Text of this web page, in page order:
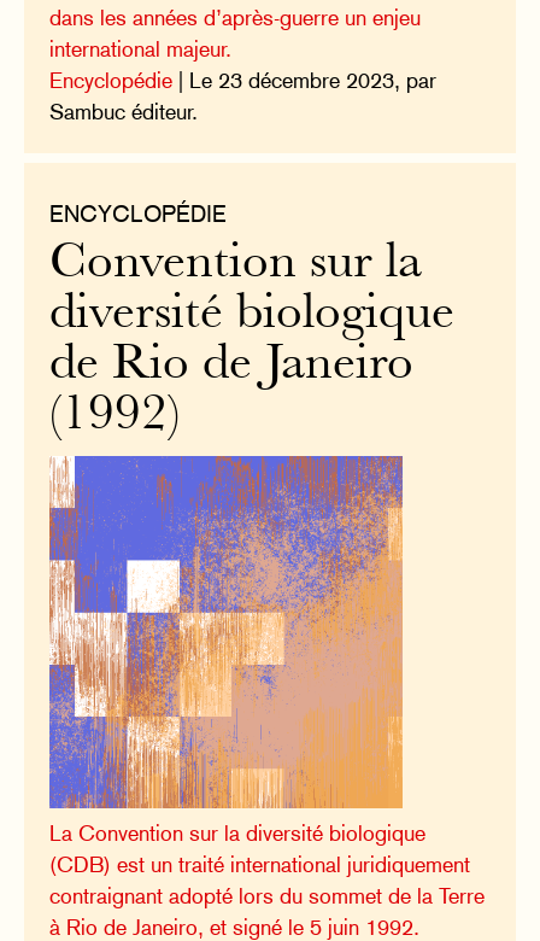
dans les années d’après-guerre un enjeu
international majeur.
Encyclopédie | Le 23 décembre 2023, par
Sambuc éditeur.
ENCYCLOPÉDIE
Convention sur la
diversité biologique
de Rio de Janeiro
(1992)
La Convention sur la diversité biologique
(CDB) est un traité international juridiquement
contraignant adopté lors du sommet de la Terre
à Rio de Janeiro, et signé le 5 juin 1992.